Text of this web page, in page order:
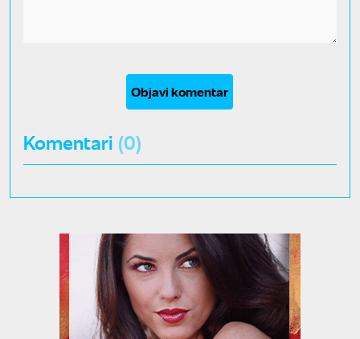
Objavi komentar
Komentari (0)